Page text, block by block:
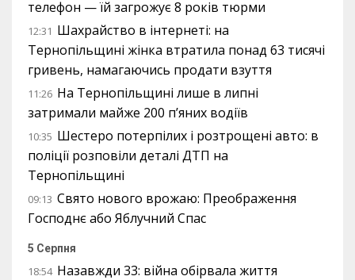
телефон — їй загрожує 8 років тюрми
12:31 Шахрайство в інтернеті: на
Тернопільщині жінка втратила понад 63 тисячі
гривень, намагаючись продати взуття
11:26 На Тернопільщині лише в липні
затримали майже 200 п’яних водіїв
10:35 Шестеро потерпілих і розтрощені авто: в
поліції розповіли деталі ДТП на
Тернопільщині
09:13 Свято нового врожаю: Преображення
Господнє або Яблучний Спас
5 Серпня
18:54 Назавжди 33: війна обірвала життя